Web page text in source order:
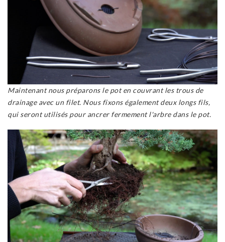
Maintenant nous préparons le pot en couvrant les trous de
drainage avec un filet. Nous fixons également deux longs fils,
qui seront utilisés pour ancrer fermement l'arbre dans le pot.